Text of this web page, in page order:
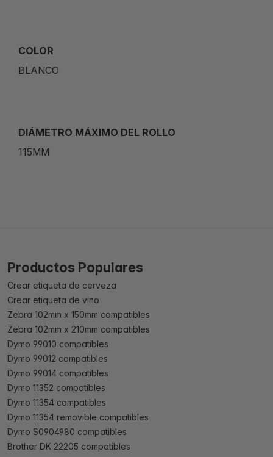
COLOR
BLANCO
DIÁMETRO MÁXIMO DEL ROLLO
115MM
Productos Populares
Crear etiqueta de cerveza
Crear etiqueta de vino
Zebra 102mm x 150mm compatibles
Zebra 102mm x 210mm compatibles
Dymo 99010 compatibles
Dymo 99012 compatibles
Dymo 99014 compatibles
Dymo 11352 compatibles
Dymo 11354 compatibles
Dymo 11354 removible compatibles
Dymo S0904980 compatibles
Brother DK 22205 compatibles